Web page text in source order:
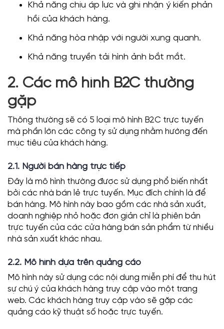
Khả năng chịu áp lực và ghi nhận ý kiến phản
hồi của khách hàng.
Khả năng hòa nhập với người xung quanh.
Khả năng truyền tải hình ảnh bắt mắt.
2. Các mô hình B2C thường
gặp
Thông thường sẽ có 5 loại mô hình B2C trực tuyến
mà phần lớn các công ty sử dụng nhằm hướng đến
mục tiêu của khách hàng.
2.1. Người bán hàng trực tiếp
Đây là mô hình thường được sử dụng phổ biến nhất
bởi các nhà bán lẻ trực tuyến. Mục đích chính là để
bán hàng. Mô hình này bao gồm các nhà sản xuất,
doanh nghiệp nhỏ hoặc đơn giản chỉ là phiên bản
trực tuyến của các cửa hàng bán sản phẩm từ nhiều
nhà sản xuất khác nhau.
2.2. Mô hình dựa trên quảng cáo
Mô hình này sử dụng các nội dung miễn phí để thu hút
sự chú ý của khách hàng truy cập vào một trang
web. Các khách hàng truy cập vào sẽ gặp các
quảng cáo kỹ thuật số hoặc trực tuyến.